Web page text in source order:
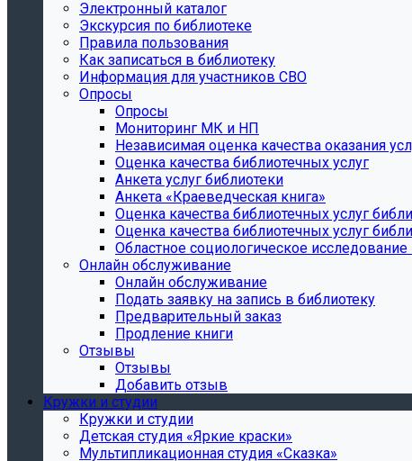
Электронный каталог
Экскурсия по библиотеке
Правила пользования
Как записаться в библиотеку
Информация для участников СВО
Опросы
Опросы
Мониторинг МК и НП
Независимая оценка качества оказания
Оценка качества библиотечных услуг
Анкета услуг библиотеки
Анкета «Краеведческая книга»
Oценка качества библиотечных услуг
Oценка качества библиотечных услуг
Областное социологическое
Онлайн обслуживание
Онлайн обслуживание
Подать заявку на запись в библиотеку
Предварительный заказ
Продление книги
Отзывы
Отзывы
Добавить отзыв
Кружки и студии
Кружки и студии
Детская студия «Яркие краски»
Мультипликационная студия «Сказка»